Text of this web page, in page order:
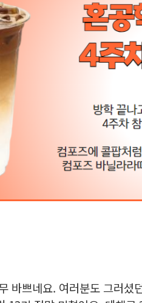
바쁘네요. 여러분도 그러